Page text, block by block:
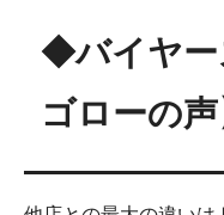
◆バイヤー
ゴローの声